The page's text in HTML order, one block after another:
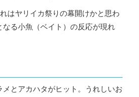
はヤリイカ祭りの幕開けかと思わ
る小魚（ベイト）の反応が現れ
とアカハタがヒット。うれしいお